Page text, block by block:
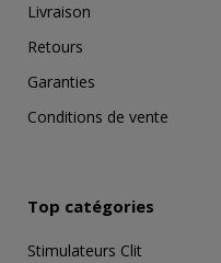
Livraison
Retours
Garanties
Conditions de vente
Top catégories
Stimulateurs Clit